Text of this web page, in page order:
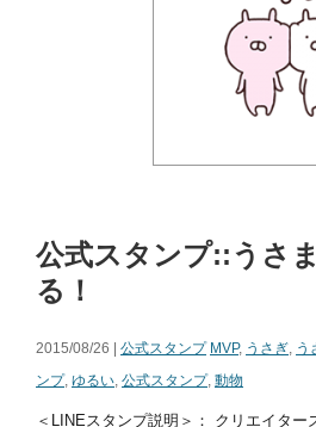
公式スタンプ::うさ
る！
2015/08/26 | 公式スタンプ MVP, うさぎ, う
ンプ, ゆるい, 公式スタンプ, 動物
＜LINEスタンプ説明＞： クリエイタ